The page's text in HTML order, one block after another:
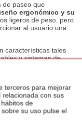
de paseo que
ergonómico y su
ligeros de peso, pero
al usuario una
características tales
y sistemas de
DE PASEO PARA
terceros para mejorar
relacionada con sus
de
su uso pulse el